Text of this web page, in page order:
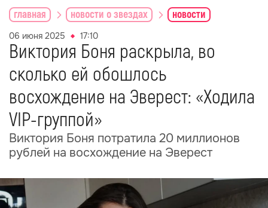
главная новости о звездах новости
06 июня 2025 17:10
Виктория Боня раскрыла, во
сколько ей обошлось
восхождение на Эверест: «Ходила
VIP-группой»
Виктория Боня потратила 20 миллионов
рублей на восхождение на Эверест